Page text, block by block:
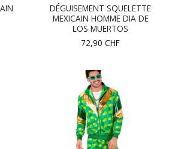
DÉGUISEMENT SQUELETTE
MEXICAIN HOMME DIA DE
LOS MUERTOS
72,90 CHF